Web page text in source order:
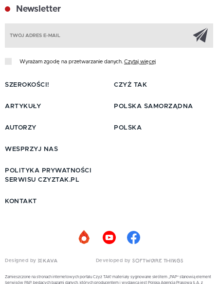
Newsletter
Wyrażam zgodę na przetwarzanie danych. Czytaj więcej
SZEROKOŚCI!
ARTYKUŁY
AUTORZY
CZYŻ TAK
POLSKA SAMORZĄDNA
POLSKA
WESPRZYJ NAS
POLITYKA PRYWATNOŚCI
SERWISU CZYZTAK.PL
KONTAKT
Designed by Developed by
Zamieszczone na stronach internetowych portalu Czyż TAK! materiały sygnowane skrótem „PAP” stanowią element
Serwisów PAP, będących bazami danych, których producentem i wydawcą jest Polska Agencja Prasowa S.A. z